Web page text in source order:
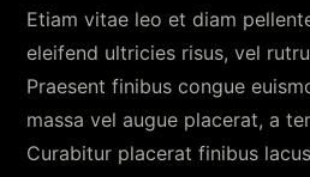
Etiam vitae leo et diam
eleifend ultricies risus, vel
Praesent finibus congue
massa vel augue placerat, a
Curabitur placerat finibus